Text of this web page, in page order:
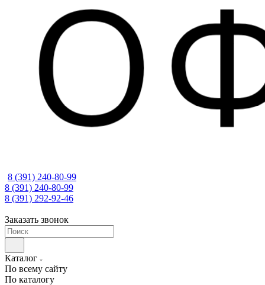
8 (391) 240-80-99
8 (391) 240-80-99
8 (391) 292-92-46
Заказать звонок
Каталог
По всему сайту
По каталогу